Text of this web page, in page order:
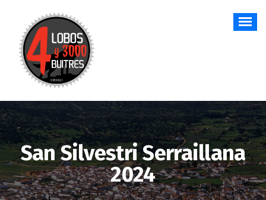
contenido
San Silvestri Serraillana
2024